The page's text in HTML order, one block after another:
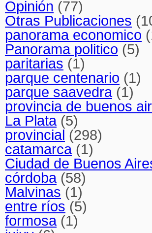
Opinión (77)
Otras Publicaciones
panorama economico
Panorama politico (5)
paritarias (1)
parque centenario (1)
parque saavedra(1)
provincia de buenos
La Plata(5)
provincial (298)
catamarca(1)
Ciudad de Buenos
córdoba(58)
Malvinas (1)
entre ríos (5)
formosa(1)